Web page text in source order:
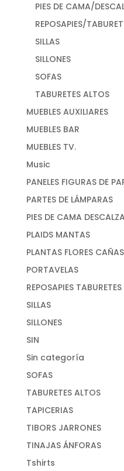
PIES DE CAMA/
REPOSAPIES/
SILLAS
SILLONES
SOFAS
TABURETES ALTOS
MUEBLES AUXILIARES
MUEBLES BAR
MUEBLES TV.
Music
PANELES FIGURAS DE
PARTES DE LÁMPARAS
PIES DE CAMA
PLAIDS MANTAS
PLANTAS FLORES
PORTAVELAS
REPOSAPIES TABURETES
SILLAS
SILLONES
SIN
Sin categoría
SOFAS
TABURETES ALTOS
TAPICERIAS
TIBORS JARRONES
TINAJAS ÁNFORAS
Tshirts